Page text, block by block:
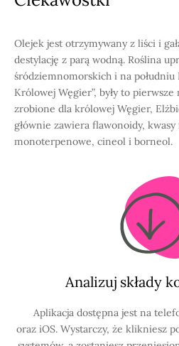
Olejek jest otrzymywany z liści i
destylację z parą wodną. Roślina
śródziemnomorskich i na południu
Królowej Węgier”, były to
zrobione dla królowej Węgier,
głównie zawiera flawonoidy,
monoterpenowe, cineol i borneol.
Analizuj składy
Aplikacja dostępna jest na
oraz iOS. Wystarczy, że klikniesz